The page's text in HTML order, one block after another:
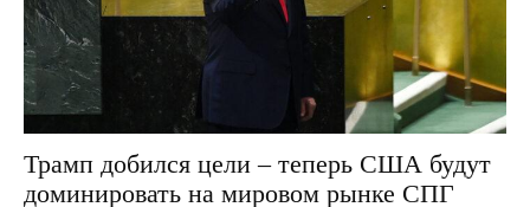
Трамп добился цели – теперь США будут
доминировать на мировом рынке СПГ